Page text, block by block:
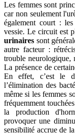
Les femmes sont
car non seulement
également court :
vessie. Le circuit est
urinaires sont
autre facteur :
trouble neurologique,
La présence de
En effet, c’est le
l’élimination des
même si les femmes
fréquemment
la production
provoquer une
sensibilité accrue de